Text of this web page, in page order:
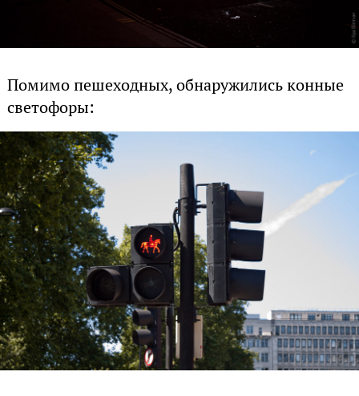
Помимо пешеходных, обнаружились конные
светофоры: